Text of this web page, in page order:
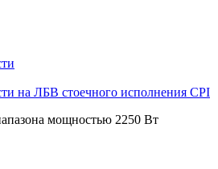
на ЛБВ стоечного исполнения CPI
мощностью 2250 Вт